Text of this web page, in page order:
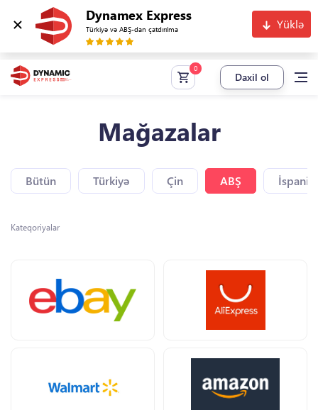
Dynamex Express
Türkiyə və ABŞ-dan çatdırılma Yüklə
Daxil ol
Mağazalar
Bütün Türkiyə Çin ABŞ
Kateqoriyalar